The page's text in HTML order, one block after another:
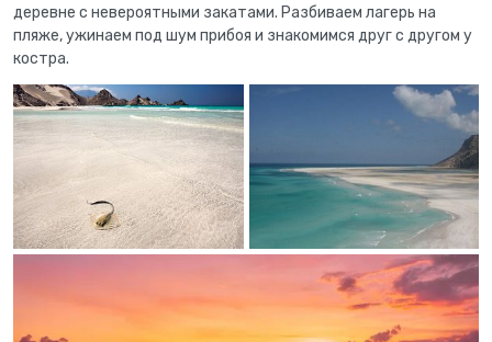
деревне с невероятными закатами. Разбиваем лагерь на
пляже, ужинаем под шум прибоя и знакомимся друг с другом у
костра.